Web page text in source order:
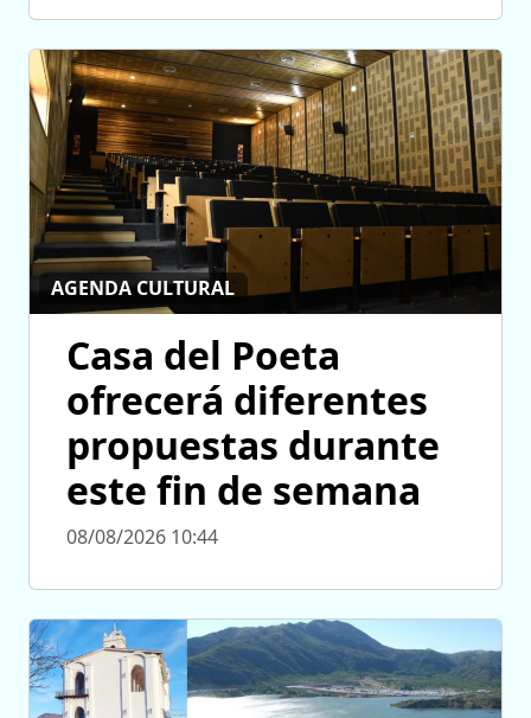
AGENDA CULTURAL
Casa del Poeta
ofrecerá diferentes
propuestas durante
este fin de semana
08/08/2026 10:44